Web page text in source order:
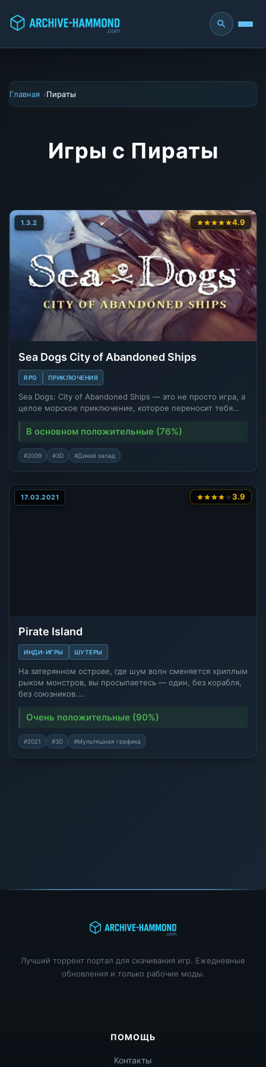
Главная Пираты
Игры с Пираты
1.3.2 4.9
Sea Dogs City of Abandoned Ships
RPG ПРИКЛЮЧЕНИЯ
Sea Dogs: City of Abandoned Ships — это не просто игра, а
целое морское приключение, которое переносит тебя…
В основном положительные (76%)
#2009 #3D #Дикий запад
17.03.2021 3.9
Pirate Island
ИНДИ-ИГРЫ ШУТЕРЫ
На затерянном острове, где шум волн сменяется хриплым
рыком монстров, вы просыпаетесь — один, без корабля,
без союзников.…
Очень положительные (90%)
#2021 #3D #Мультяшная графика
Лучший торрент портал для скачивания игр. Ежедневные
обновления и только рабочие моды.
ПОМОЩЬ
Контакты